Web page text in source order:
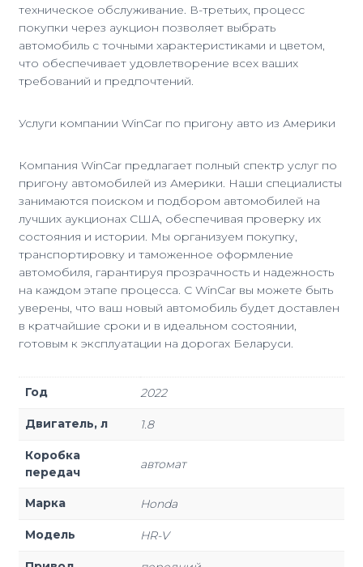
техническое обслуживание. В-третьих, процесс
покупки через аукцион позволяет выбрать
автомобиль с точными характеристиками и цветом,
что обеспечивает удовлетворение всех ваших
требований и предпочтений.
Услуги компании WinCar по пригону авто из Америки
Компания WinCar предлагает полный спектр услуг по
пригону автомобилей из Америки. Наши специалисты
занимаются поиском и подбором автомобилей на
лучших аукционах США, обеспечивая проверку их
состояния и истории. Мы организуем покупку,
транспортировку и таможенное оформление
автомобиля, гарантируя прозрачность и надежность
на каждом этапе процесса. С WinCar вы можете быть
уверены, что ваш новый автомобиль будет доставлен
в кратчайшие сроки и в идеальном состоянии,
готовым к эксплуатации на дорогах Беларуси.
Год 2022
Двигатель, л 1.8
Коробка
передач
автомат
Марка Honda
Модель HR-V